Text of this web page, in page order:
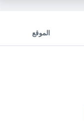
الموقع